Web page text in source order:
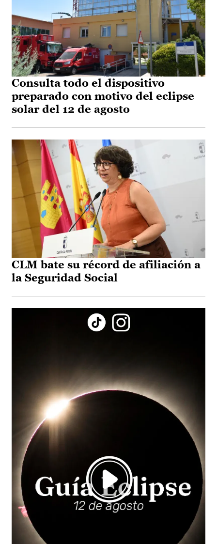
Consulta todo el dispositivo
preparado con motivo del eclipse
solar del 12 de agosto
CLM bate su récord de afiliación a
la Seguridad Social